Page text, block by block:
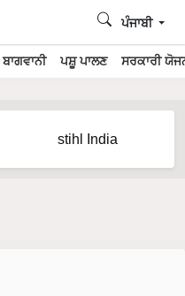
ਬਾਗਵਾਨੀ ਪਸ਼ੂ ਪਾਲਣ ਸਰਕਾਰੀ
ਪੰਜਾਬੀ